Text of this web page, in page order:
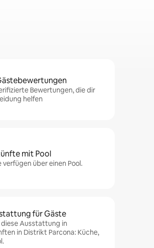
Bewertungen, die dir
helfen
mit Pool
über einen Pool.
für Gäste
Ausstattung in
in Distrikt Parcona: Küche,